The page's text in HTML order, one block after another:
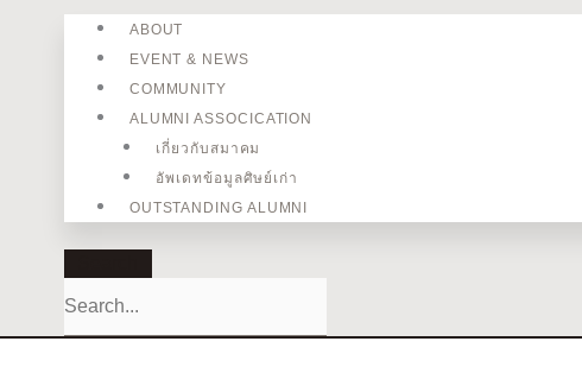
ABOUT
EVENT & NEWS
COMMUNITY
ALUMNI ASSOCICATION
เกี่ยวกับสมาคม
อัพเดทข้อมูลศิษย์เก่า
OUTSTANDING ALUMNI